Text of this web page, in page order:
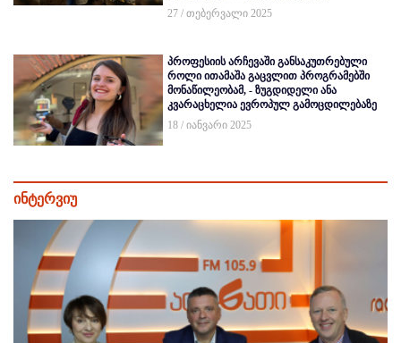
27 / თებერვალი 2025
პროფესიის არჩევაში განსაკუთრებული
როლი ითამაშა გაცვლით პროგრამებში
მონაწილეობამ, - ზუგდიდელი ანა
კვარაცხელია ევროპულ გამოცდილებაზე
18 / იანვარი 2025
ინტერვიუ